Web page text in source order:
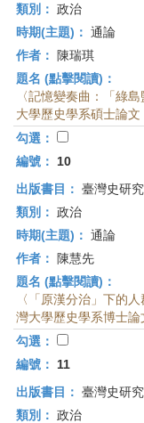
類別： 政治
時期(主題)： 通論
作者：
陳瑞琪
題名 (點擊閱讀)：
〈記憶變奏曲：「綠
大學歷史學系碩士論文
勾選：
編號：
10
出版書目： 臺灣史研
類別： 政治
時期(主題)： 通論
作者：
陳慧先
題名 (點擊閱讀)：
〈「原漢分治」下的
灣大學歷史學系博士論
勾選：
編號：
11
出版書目： 臺灣史研
類別： 政治